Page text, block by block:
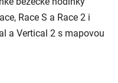
Race S a Race 2 i
a Vertical 2 s mapovou